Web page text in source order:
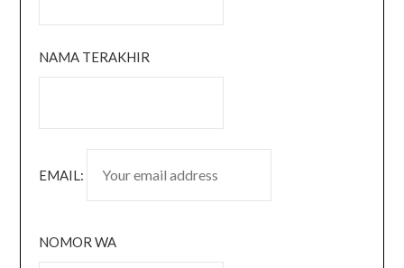
NAMA TERAKHIR
EMAIL:
NOMOR WA